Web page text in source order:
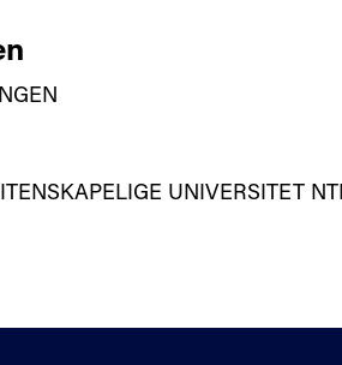
UNIVERSITET